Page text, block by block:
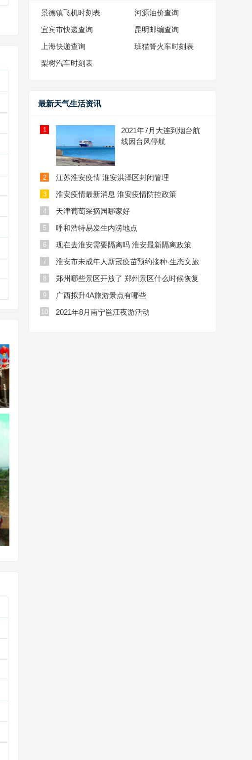
景德镇飞机时刻表 河源油价查询
宜宾市快递查询 昆明邮编查询
上海快递查询 班猫箐火车时刻表
梨树汽车时刻表
最新天气生活资讯
1
2021年7月大连到烟台航
线因台风停航
2 江苏淮安疫情 淮安洪泽区封闭管理
3 淮安疫情最新消息 淮安疫情防控政策
4 天津葡萄采摘园哪家好
5 呼和浩特易发生内涝地点
6 现在去淮安需要隔离吗 淮安最新隔离政策
7
淮安市未成年人新冠疫苗预约接种-生态文旅
8
郑州哪些景区开放了 郑州景区什么时候恢复
9 广西拟升4A旅游景点有哪些
10 2021年8月南宁邕江夜游活动